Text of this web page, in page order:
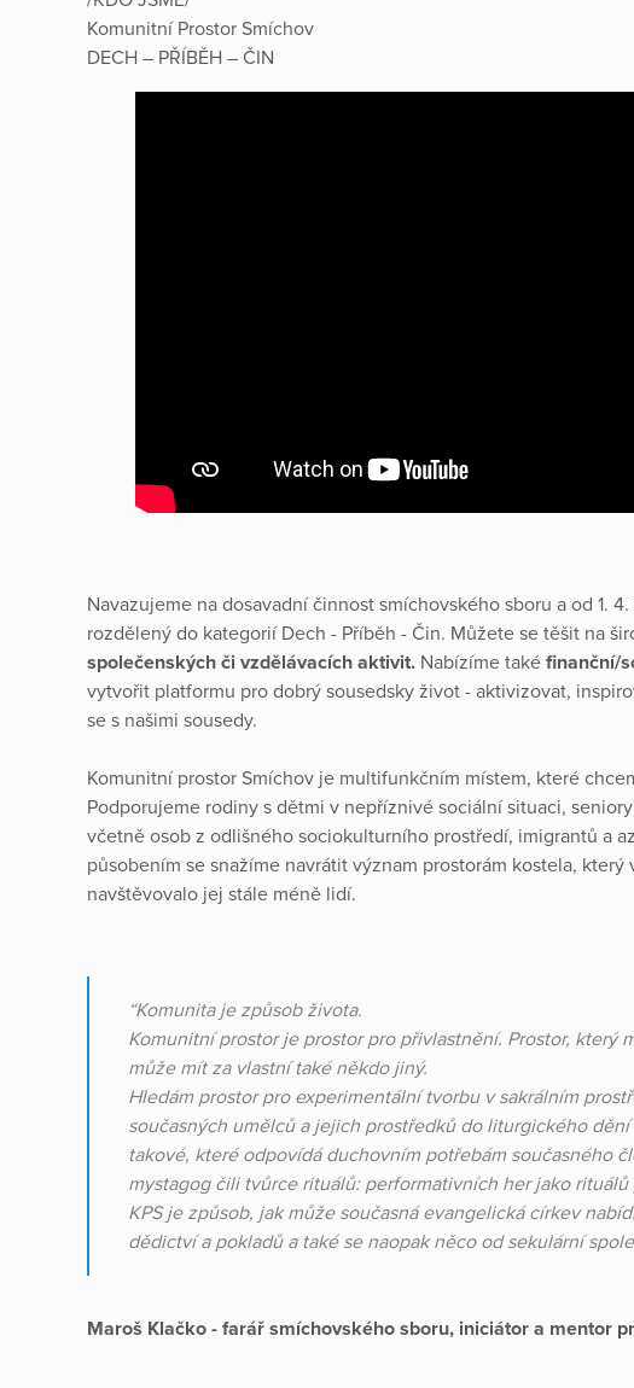
Komunitní Prostor Smíchov
DECH – PŘÍBĚH – ČIN
Navazujeme na dosavadní činnost smíchovského sboru a od 1.
rozdělený do kategorií Dech - Příběh - Čin. Můžete se těšit na
společenských či vzdělávacích aktivit. Nabízíme také finanční/
vytvořit platformu pro dobrý sousedsky život - aktivizovat,
se s našimi sousedy.
Komunitní prostor Smíchov je multifunkčním místem, které
Podporujeme rodiny s dětmi v nepříznivé sociální situaci,
včetně osob z odlišného sociokulturního prostředí, imigrantů a
působením se snažíme navrátit význam prostorám kostela,
navštěvovalo jej stále méně lidí.
“Komunita je způsob života.
Komunitní prostor je prostor pro přivlastnění. Prostor, který
může mít za vlastní také někdo jiný.
Hledám prostor pro experimentální tvorbu v sakrálním
současných umělců a jejich prostředků do liturgického
takové, které odpovídá duchovním potřebám současného
mystagog čili tvůrce rituálů: performativních her jako
KPS je způsob, jak může současná evangelická církev
dědictví a pokladů a také se naopak něco od sekulární
Maroš Klačko - farář smíchovského sboru, iniciátor a mentor